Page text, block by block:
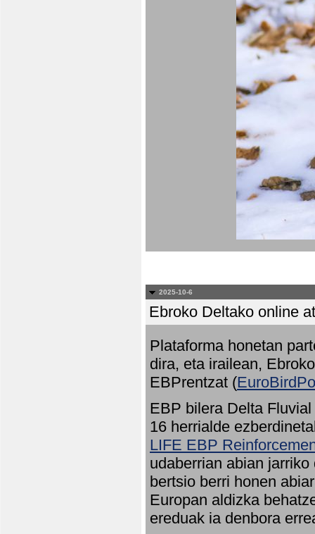
2025-10-6
Ebroko Deltako online
Plataforma honetan
dira, eta irailean,
EBPrentzat (
EBP bilera Delta
16 herrialde
LIFE EBP
udaberrian abian
bertsio berri honen
Europan aldizka
ereduak ia denbora